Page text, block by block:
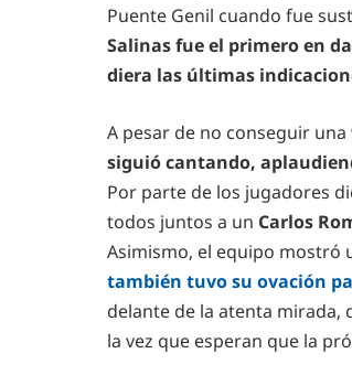
Puente Genil cuando fue
Salinas fue el primero en
diera las últimas
A pesar de no conseguir
siguió cantando,
Por parte de los jugadores
todos juntos a un Carlos
Asimismo, el equipo mostró
también tuvo su ovación
delante de la atenta mirada,
la vez que esperan que la